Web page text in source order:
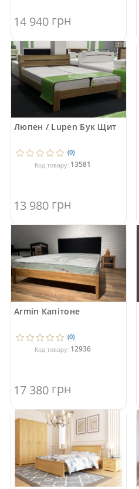
14 940 грн
Люпен / Lupen Бук Щит
(0)
Код товару: 13581
13 980 грн
Armin Капітоне
(0)
Код товару: 12936
17 380 грн